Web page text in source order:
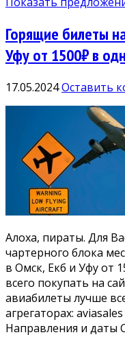
Горящие билеты
Уфу от 1500₽ в
17.05.2024Оставить
Алоха, пираты. Для
чартерного блока
в Омск, Екб и Уфу от
всего покупать на
авиабилеты лучше
агрегаторах:
Направления и даты